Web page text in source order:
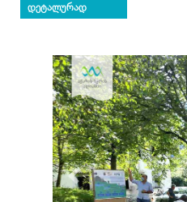
დეტალურად
Previous